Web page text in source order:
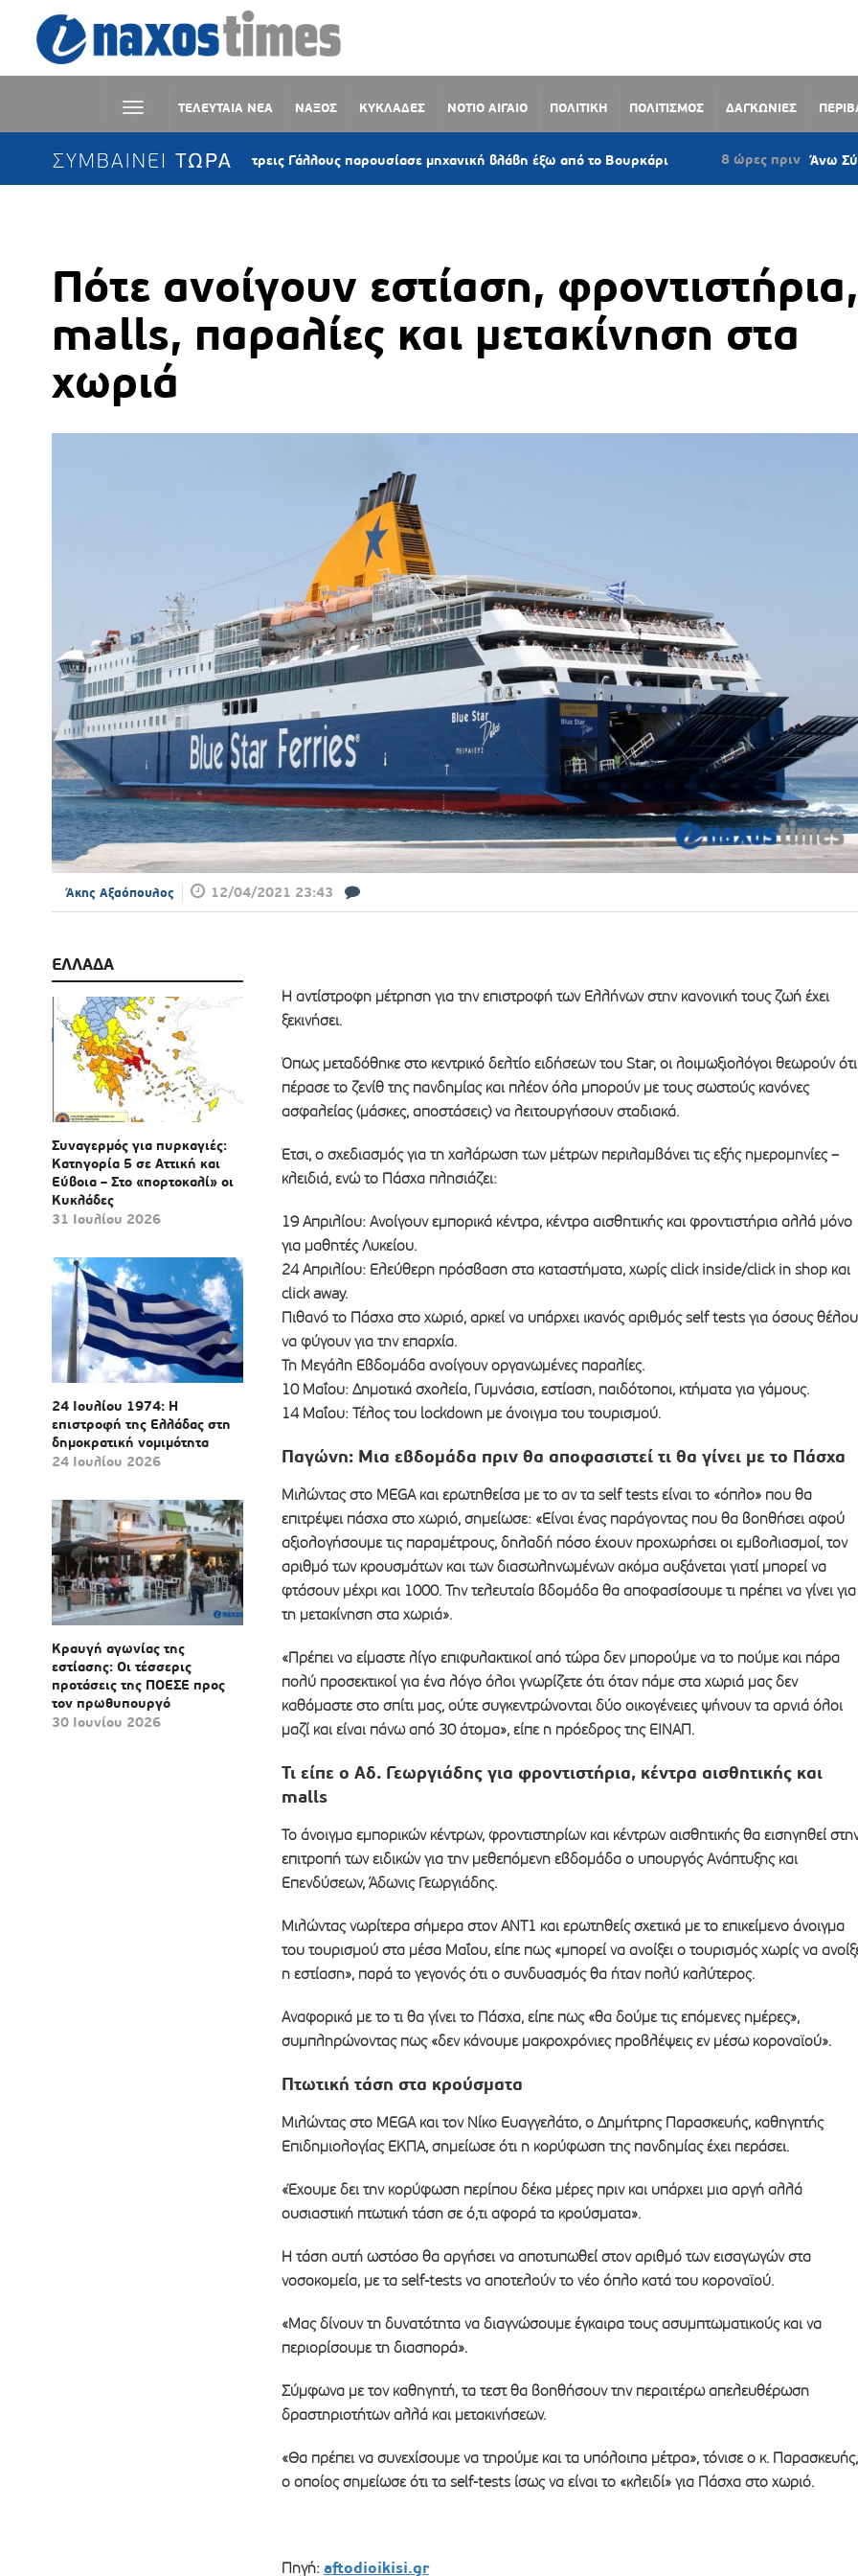
ΤΕΛΕΥΤΑΙΑ ΝΕΑ ΝΑΞΟΣ ΚΥΚΛΑΔΕΣ ΝΟΤΙΟ ΑΙΓΑΙΟ ΠΟΛΙΤΙΚΗ ΠΟΛΙΤΙΣΜΟΣ ΔΑΓΚΩΝΙΕΣ
ΣΥΜΒΑΙΝΕΙ ΤΩΡΑ
Κέα: Ιστιοφόρο με τρεις Γάλλους παρουσίασε μηχανική βλάβη έξω από το Βουρκάρι 8 ώρες πριν Άνω Σύρος:
Πότε ανοίγουν εστίαση, φροντιστήρια,
malls, παραλίες και μετακίνηση στα
χωριά
Άκης Αξαόπουλος 12/04/2021 23:43
ΕΛΛΑΔΑ
Συναγερμός για πυρκαγιές:
Κατηγορία 5 σε Αττική και
Εύβοια – Στο «πορτοκαλί» οι
Κυκλάδες
31 Ιουλίου 2026
24 Ιουλίου 1974: Η
επιστροφή της Ελλάδας στη
δημοκρατική νομιμότητα
24 Ιουλίου 2026
Κραυγή αγωνίας της
εστίασης: Οι τέσσερις
προτάσεις της ΠΟΕΣΕ προς
τον πρωθυπουργό
30 Ιουνίου 2026
Η αντίστροφη μέτρηση για την επιστροφή των Ελλήνων στην κανονική τους ζωή έχει
ξεκινήσει.
Όπως μεταδόθηκε στο κεντρικό δελτίο ειδήσεων του Star, οι λοιμωξιολόγοι θεωρούν ότι
πέρασε το ζενίθ της πανδημίας και πλέον όλα μπορούν με τους σωστούς κανόνες
ασφαλείας (μάσκες, αποστάσεις) να λειτουργήσουν σταδιακά.
Έτσι, o σχεδιασμός για τη χαλάρωση των μέτρων περιλαμβάνει τις εξής ημερομηνίες –
κλειδιά, ενώ το Πάσχα πλησιάζει:
19 Απριλίου: Ανοίγουν εμπορικά κέντρα, κέντρα αισθητικής και φροντιστήρια αλλά μόνο
για μαθητές Λυκείου.
24 Απριλίου: Ελεύθερη πρόσβαση στα καταστήματα, χωρίς click inside/click in shop και
click away.
Πιθανό το Πάσχα στο χωριό, αρκεί να υπάρχει ικανός αριθμός self tests για όσους
να φύγουν για την επαρχία.
Τη Μεγάλη Εβδομάδα ανοίγουν οργανωμένες παραλίες.
10 Μαΐου: Δημοτικά σχολεία, Γυμνάσια, εστίαση, παιδότοποι, κτήματα για γάμους.
14 Μαΐου: Τέλος του lockdown με άνοιγμα του τουρισμού.
Παγώνη: Μια εβδομάδα πριν θα αποφασιστεί τι θα γίνει με το Πάσχα
Μιλώντας στο MEGA και ερωτηθείσα με το αν τα self tests είναι το «όπλο» που θα
επιτρέψει πάσχα στο χωριό, σημείωσε: «Είναι ένας παράγοντας που θα βοηθήσει αφού
αξιολογήσουμε τις παραμέτρους, δηλαδή πόσο έχουν προχωρήσει οι εμβολιασμοί, τον
αριθμό των κρουσμάτων και των διασωληνωμένων ακόμα αυξάνεται γιατί μπορεί να
φτάσουν μέχρι και 1000. Την τελευταία βδομάδα θα αποφασίσουμε τι πρέπει να γίνει για
τη μετακίνηση στα χωριά».
«Πρέπει να είμαστε λίγο επιφυλακτικοί από τώρα δεν μπορούμε να το πούμε και πάρα
πολύ προσεκτικοί για ένα λόγο όλοι γνωρίζετε ότι όταν πάμε στα χωριά μας δεν
καθόμαστε στο σπίτι μας, ούτε συγκεντρώνονται δύο οικογένειες ψήνουν τα αρνιά όλοι
μαζί και είναι πάνω από 30 άτομα», είπε η πρόεδρος της ΕΙΝΑΠ.
Τι είπε ο Αδ. Γεωργιάδης για φροντιστήρια, κέντρα αισθητικής και
malls
To άνοιγμα εμπορικών κέντρων, φροντιστηρίων και κέντρων αισθητικής θα εισηγηθεί
επιτροπή των ειδικών για την μεθεπόμενη εβδομάδα ο υπουργός Ανάπτυξης και
Επενδύσεων, Άδωνις Γεωργιάδης.
Μιλώντας νωρίτερα σήμερα στον ANT1 και ερωτηθείς σχετικά με το επικείμενο άνοιγμα
του τουρισμού στα μέσα Μαΐου, είπε πως «μπορεί να ανοίξει ο τουρισμός χωρίς να
η εστίαση», παρά το γεγονός ότι ο συνδυασμός θα ήταν πολύ καλύτερος.
Αναφορικά με το τι θα γίνει το Πάσχα, είπε πως «θα δούμε τις επόμενες ημέρες»,
συμπληρώνοντας πως «δεν κάνουμε μακροχρόνιες προβλέψεις εν μέσω κοροναϊού».
Πτωτική τάση στα κρούσματα
Μιλώντας στο MEGA και τον Νίκο Ευαγγελάτο, ο Δημήτρης Παρασκευής, καθηγητής
Επιδημιολογίας ΕΚΠΑ, σημείωσε ότι η κορύφωση της πανδημίας έχει περάσει.
«Έχουμε δει την κορύφωση περίπου δέκα μέρες πριν και υπάρχει μια αργή αλλά
ουσιαστική πτωτική τάση σε ό,τι αφορά τα κρούσματα».
Η τάση αυτή ωστόσο θα αργήσει να αποτυπωθεί στον αριθμό των εισαγωγών στα
νοσοκομεία, με τα self-tests να αποτελούν το νέο όπλο κατά του κοροναϊού.
«Μας δίνουν τη δυνατότητα να διαγνώσουμε έγκαιρα τους ασυμπτωματικούς και να
περιορίσουμε τη διασπορά».
Σύμφωνα με τον καθηγητή, τα τεστ θα βοηθήσουν την περαιτέρω απελευθέρωση
δραστηριοτήτων αλλά και μετακινήσεων.
«Θα πρέπει να συνεχίσουμε να τηρούμε και τα υπόλοιπα μέτρα», τόνισε ο κ. Παρασκευής,
ο οποίος σημείωσε ότι τα self-tests ίσως να είναι το «κλειδί» για Πάσχα στο χωριό.
Πηγή: aftodioikisi.gr